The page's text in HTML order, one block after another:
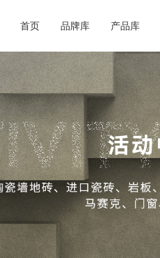
首页 品牌库
品牌合集
必逛品牌
产品库
产品合集
新品速递